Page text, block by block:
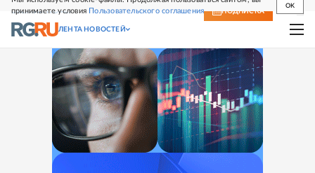
принимаете условия Пользовательского соглашения
OK
СВЕЖИЙ НОМЕР ПОДПИСКА
ЛЕНТА НОВОСТЕЙ